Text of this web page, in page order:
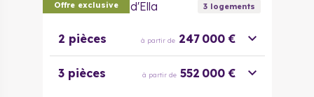
Offre exclusive
Les Terrasses d'Ella 3logements
2 pièces à partir de 247 000 €
3 pièces à partir de 552 000 €